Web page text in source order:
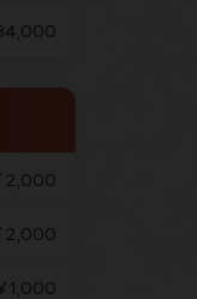
2,000
2,000
1,000